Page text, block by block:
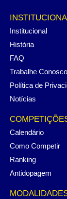
Institucional
História
FAQ
Trabalhe Conosco
Política de
Notícias
Calendário
Como Competir
Ranking
Antidopagem